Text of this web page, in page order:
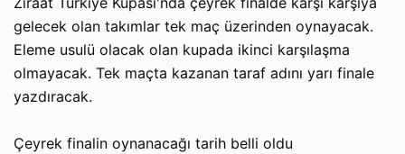
Ziraat Türkiye Kupası'nda çeyrek finalde karşı karşıya
gelecek olan takımlar tek maç üzerinden oynayacak.
Eleme usulü olacak olan kupada ikinci karşılaşma
olmayacak. Tek maçta kazanan taraf adını yarı finale
yazdıracak.
Çeyrek finalin oynanacağı tarih belli oldu